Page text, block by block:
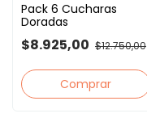
Pack 6 Cucharas
Doradas
$8.925,00 $12.750,00